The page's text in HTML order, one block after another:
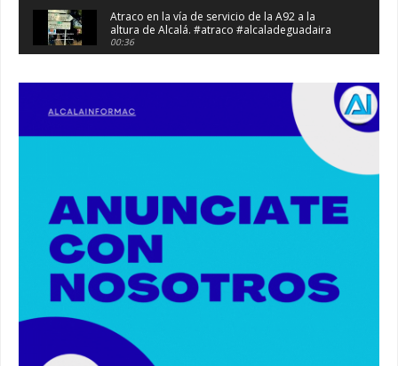
Atraco en la vía de servicio de la A92 a la
altura de Alcalá. #atraco #alcaladeguadaira
00:36
Alcalá. #policia #narcos
Primeras 191 viviendas VPO en Alcalá de
Guadaíra. #alcaladeguadaira #vivienda #vpo
Premio de Medio Ambiente para el CEIP San
Mateo. #alcaladeguadaira #premios #colegio
03:01
Paseo de caballos. #alcaladeguadaira #ferias
#caballos
Un autobús ha golpeado a otro en el recinto
ferial. #accidente #alcaladeguadaira #ferias